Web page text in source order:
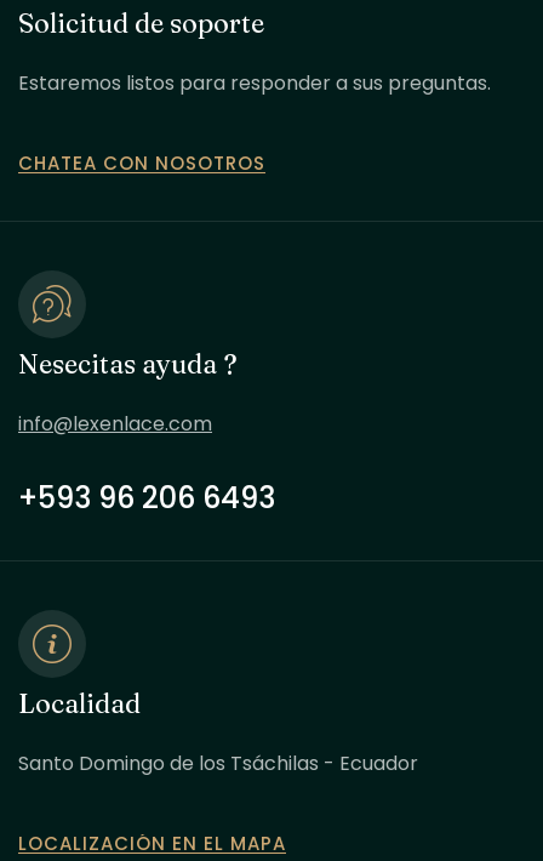
Solicitud de soporte
Estaremos listos para responder a sus preguntas.
CHATEA CON NOSOTROS
Nesecitas ayuda ?
info@lexenlace.com
+593 96 206 6493
Localidad
Santo Domingo de los Tsáchilas - Ecuador
LOCALIZACIÓN EN EL MAPA